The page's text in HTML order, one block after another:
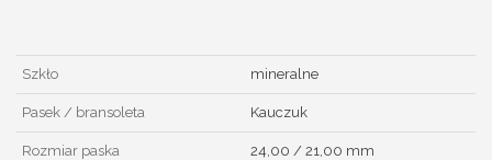
Szkło mineralne
Pasek / bransoleta Kauczuk
Rozmiar paska 24,00 / 21,00 mm